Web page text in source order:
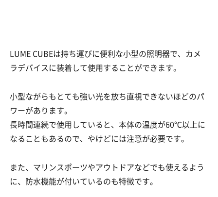
LUME CUBEは持ち運びに便利な小型の照明器で、カメ
ラデバイスに装着して使用することができます。
小型ながらもとても強い光を放ち直視できないほどのパ
ワーがあります。
長時間連続で使用していると、本体の温度が60℃以上に
なることもあるので、やけどには注意が必要です。
また、マリンスポーツやアウトドアなどでも使えるよう
に、防水機能が付いているのも特徴です。